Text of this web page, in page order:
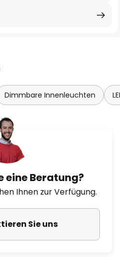
Dimmbare Innenleuchten
eine Beratung?
Ihnen zur Verfügung.
Sie uns